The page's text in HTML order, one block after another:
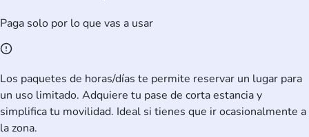
Paga solo por lo que vas a usar
Los paquetes de horas/días te permite reservar un lugar para
un uso limitado. Adquiere tu pase de corta estancia y
simplifica tu movilidad. Ideal si tienes que ir ocasionalmente a
la zona.